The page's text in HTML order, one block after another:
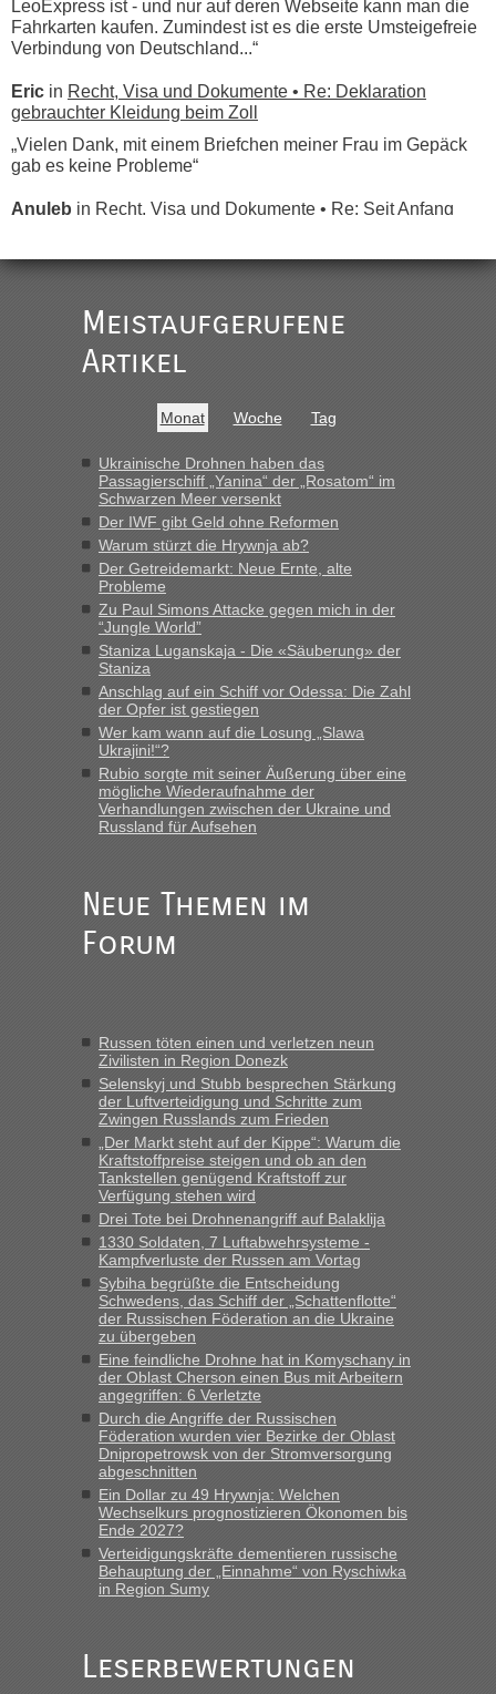
LeoExpress ist - und nur auf deren Webseite kann man die
Fahrkarten kaufen. Zumindest ist es die erste Umsteigefreie
Verbindung von Deutschland...“
Eric in Recht, Visa und Dokumente • Re: Deklaration
gebrauchter Kleidung beim Zoll
„Vielen Dank, mit einem Briefchen meiner Frau im Gepäck
gab es keine Probleme“
Anuleb in Recht, Visa und Dokumente • Re: Seit Anfang
Verdacht.“
inRecht, Visa und Dokumente • Re: Seit Anfang des
Milliarden aufgedeckt
und du nicht damit handeln willst. So lange das nicht
Originalverpackt ist und ersichlich das nicht neu sollte es
keine Probleme geben“
Recht, Visa und Dokumente • Deklaration
gebrauchter Kleidung beim Zoll
„Hallo Leute, ich weiß nicht, ob ich hier richtig bin mit meiner
Anfrage. Ich möchte 4 Umzugskartons mit gebrauchter
Straßen Kleidung bei der Einreise in die Ukraine
mitnehmen. Es ist gebrauchte Kleidung...“
Berichte und Reisetipps • Re: An welchem
Grenzübergang zwischen Polen und der Ukraine geht es am
schnellsten?
„Wir sind mit unserem Wohnmobil, wie geplant am Montag
15.6. in Krakovets rüber. Sehr zeitig los gegen 5 Uhr in der
Früh. Mit sehr sehr wenig Verkehr, super bis zur Grenze. Nur
Berichte und Reisetipps • Re: An welchem
Grenzübergang zwischen Polen und der Ukraine geht es am
schnellsten?
Bernd D-UAinBerichte und Reisetipps • Re: An welchem
Grenzübergang zwischen Polen und der Ukraine geht es am
schnellsten?
„Bin am Montag 15.6.26 um 8 Uhr in Urgyniw ausgereist,
das erste Mal an einem Montagmorgen ca. 15 Fahrzeuge
vor mir, bin sonst der Erste oder Zweite, egal, nach ca 20
Minuten wurde dann die nächste Welle...“
Berichte und Reisetipps • Re: An welchem
Grenzübergang zwischen Polen und der Ukraine geht es am
schnellsten?
„Derzeit, ist es überall sehr voll an den Grenzen Ukraine/
Polen. Zb. Krakovets 100 PKW ca. 10 h Wartezeit. Wollen
Montag rüber, versuchen es sehr früh.“
Meistaufgerufene
Artikel
Monat Woche Tag
Ukrainische Drohnen haben das
Passagierschiff „Yanina“ der „Rosatom“ im
Schwarzen Meer versenkt
Der IWF gibt Geld ohne Reformen
Warum stürzt die Hrywnja ab?
Der Getreidemarkt: Neue Ernte, alte
Probleme
Zu Paul Simons Attacke gegen mich in der
“Jungle World”
Staniza Luganskaja - Die «Säuberung» der
Staniza
Anschlag auf ein Schiff vor Odessa: Die Zahl
der Opfer ist gestiegen
Wer kam wann auf die Losung „Slawa
Ukrajini!“?
Rubio sorgte mit seiner Äußerung über eine
mögliche Wiederaufnahme der
Verhandlungen zwischen der Ukraine und
Russland für Aufsehen
Neue Themen im
Forum
Russen töten einen und verletzen neun
Zivilisten in Region Donezk
Selenskyj und Stubb besprechen Stärkung
der Luftverteidigung und Schritte zum
Zwingen Russlands zum Frieden
„Der Markt steht auf der Kippe“: Warum die
Kraftstoffpreise steigen und ob an den
Tankstellen genügend Kraftstoff zur
Verfügung stehen wird
Drei Tote bei Drohnenangriff auf Balaklija
1330 Soldaten, 7 Luftabwehrsysteme -
Kampfverluste der Russen am Vortag
Sybiha begrüßte die Entscheidung
Schwedens, das Schiff der „Schattenflotte“
der Russischen Föderation an die Ukraine
zu übergeben
Eine feindliche Drohne hat in Komyschany in
der Oblast Cherson einen Bus mit Arbeitern
angegriffen: 6 Verletzte
Durch die Angriffe der Russischen
Föderation wurden vier Bezirke der Oblast
Dnipropetrowsk von der Stromversorgung
abgeschnitten
Ein Dollar zu 49 Hrywnja: Welchen
Wechselkurs prognostizieren Ökonomen bis
Ende 2027?
Verteidigungskräfte dementieren russische
Behauptung der „Einnahme“ von Ryschiwka
in Region Sumy
Leserbewertungen